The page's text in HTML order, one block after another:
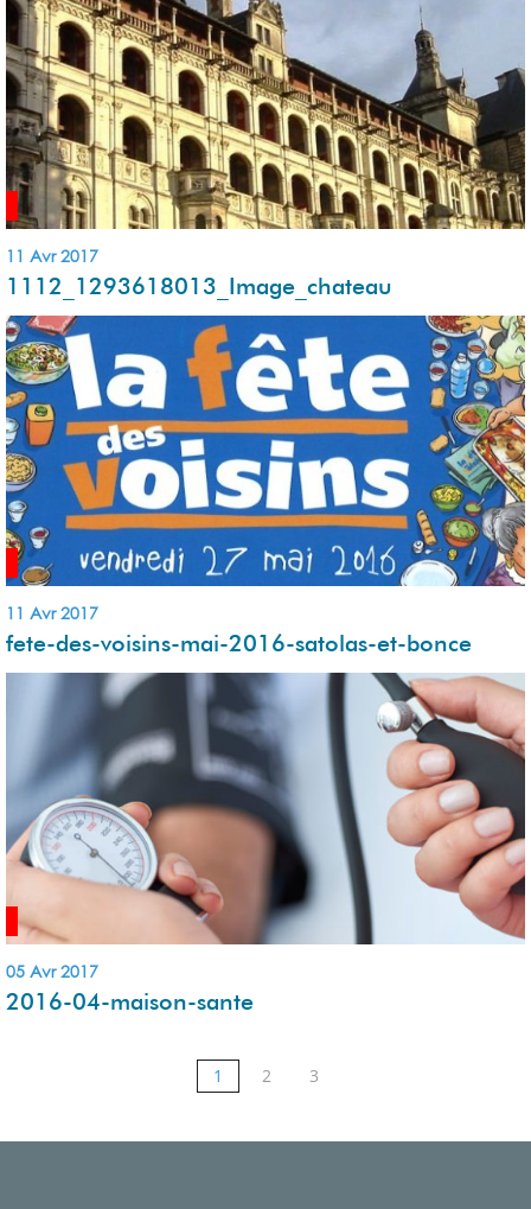
11 Avr 2017
1112_1293618013_Image_chateau
11 Avr 2017
fete-des-voisins-mai-2016-satolas-et-bonce
05 Avr 2017
2016-04-maison-sante
1 2 3